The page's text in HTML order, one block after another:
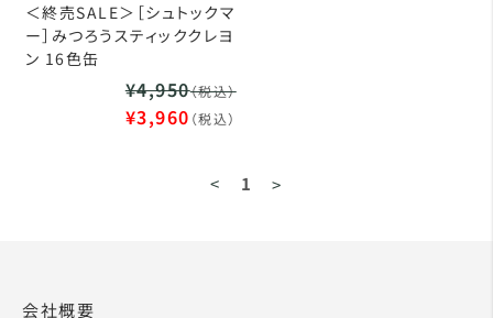
＜終売SALE＞［シュトックマ
ー］みつろうスティッククレヨ
ン 16色缶
¥4,950（税込）
¥3,960 （税込）
< 1 >
会社概要